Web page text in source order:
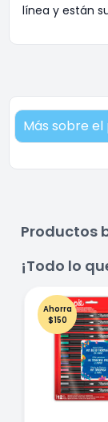
línea y están
Más sobre
Productos
¡Todo lo
Ahorra
$150